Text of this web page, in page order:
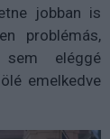
jobban is
problémás,
eléggé
emelkedve